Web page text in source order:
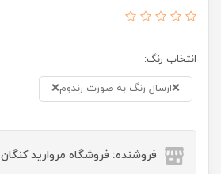
انتخاب رنگ:
❌ارسال رنگ به صورت رندوم❌
فروشنده: فروشگاه مروارید کنگان